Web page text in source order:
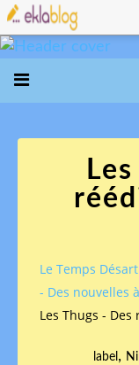
Le Temps
- Des nouvelles
Les Thugs -
label,